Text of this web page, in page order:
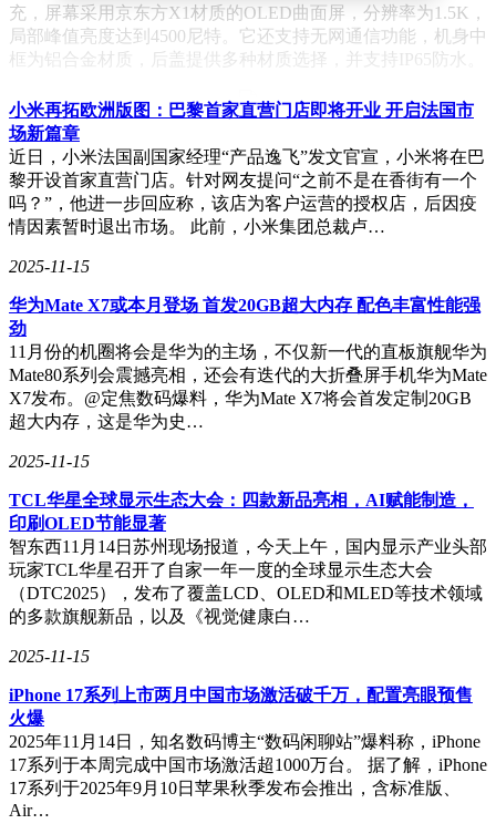
充，屏幕采用京东方X1材质的OLED曲面屏，分辨率为1.5K，
局部峰值亮度达到4500尼特。它还支持无网通信功能，机身中
框为铝合金材质，后盖提供多种材质选择，并支持IP65防水。
小米15作为另一款高口碑小屏旗舰，其16GB+512GB版本售价
为4199元，同样可通过“手机省500”口令享受立减优惠。小米
15搭载了骁龙8至尊版处理器和澎湃OS 2.0系统，配备6.36英
寸极窄式等边OLED直屏，支持120Hz高刷。续航方面，内置
5400mAh电池，支持90W快充和55W无线充电。拍照方面，后
置5000万像素专业徕卡三摄，并支持无网通信功能和IP68防
者的喜爱。
最后推荐的是vivo X200s，作为vivo X200系列的迭代机型，
vivo X200s在质感方面获得了消费者的一致好评。其
16GB+512GB版本售价为4499元，通过“手机省500”口令可享
受立减优惠。vivo X200s搭载了天玑9400+处理器，跑分可达
300多万，配合自研的V2芯片，性能强劲。屏幕方面，采用
6.67英寸OLED直屏，支持120Hz高刷和4500尼特局部峰值亮
IMX 921，具备1/1.56英寸大底。续航方面，内置6200mAh蓝
海电池，支持90W快充和40W无线充电，并支持IP68+IP69防
水。信号方面，vivo X200s采用了环宇电竞信号放大系统，联
网稳定快速。
这四款手机在性能、屏幕显示、影像拍摄和续航等关键方面均
表现出色，赢得了广大消费者的认可。无论是追求高性价比的
荣耀GT Pro，还是注重综合体验的小米15，或是亲民价格的一
加Ace 3 Pro，亦或是质感出众的vivo X200s，它们都以各自独
特的优势吸引了大量消费者的关注。对于想要换手机的消费者
来说，这些手机无疑是不容错过的选择。
小米再拓欧洲版图：巴黎首家直营门店即将开业 开启法国市
场新篇章
近日，小米法国副国家经理“产品逸飞”发文官宣，小米将在巴
黎开设首家直营门店。针对网友提问“之前不是在香街有一个
吗？”，他进一步回应称，该店为客户运营的授权店，后因疫
情因素暂时退出市场。 此前，小米集团总裁卢…
2025-11-15
华为Mate X7或本月登场 首发20GB超大内存 配色丰富性能强
劲
11月份的机圈将会是华为的主场，不仅新一代的直板旗舰华为
Mate80系列会震撼亮相，还会有迭代的大折叠屏手机华为Mate
X7发布。@定焦数码爆料，华为Mate X7将会首发定制20GB
超大内存，这是华为史…
2025-11-15
TCL华星全球显示生态大会：四款新品亮相，AI赋能制造，
印刷OLED节能显著
智东西11月14日苏州现场报道，今天上午，国内显示产业头部
玩家TCL华星召开了自家一年一度的全球显示生态大会
（DTC2025），发布了覆盖LCD、OLED和MLED等技术领域
的多款旗舰新品，以及《视觉健康白…
2025-11-15
iPhone 17系列上市两月中国市场激活破千万，配置亮眼预售
火爆
2025年11月14日，知名数码博主“数码闲聊站”爆料称，iPhone
17系列于本周完成中国市场激活超1000万台。 据了解，iPhone
17系列于2025年9月10日苹果秋季发布会推出，含标准版、
Air…